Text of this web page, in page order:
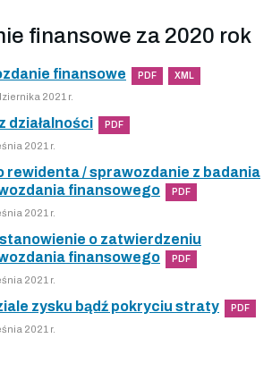
finansowe za 2020 rok
finansowe PDF XML
2021 r.
działalności PDF
2021 r.
rewidenta / sprawozdanie z badania
finansowego
PDF
2021 r.
o zatwierdzeniu
finansowego
PDF
2021 r.
zysku bądź pokryciu straty PDF
2021 r.